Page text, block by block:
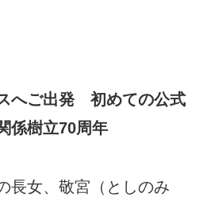
へご出発 初めての公式
係樹立70周年
長女、敬宮（としのみ